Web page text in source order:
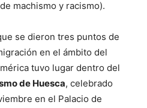
machismo y racismo).
se dieron tres puntos de
en el ámbito del
tuvo lugar dentro del
de Huesca, celebrado
en el Palacio de